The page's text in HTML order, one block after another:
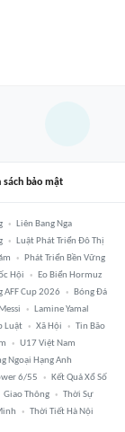
sách bảo mật
Liên Bang Nga
Luật Phát Triển Đô Thị
Phát Triển Bền Vững
Hội
Eo Biển Hormuz
AFF Cup 2026
Bóng Đá
Lamine Yamal
Luật Xã Hội
Tin Bão
U17 Việt Nam
Ngoại Hạng Anh
6/55
Kết Quả Xổ Số
Giao Thông
Thời Sự
Thời Tiết Hà Nội